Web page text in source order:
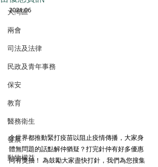
大灣區
兩會
司法及法律
民政及青年事務
保安
教育
醫務衛生
發展
動物權益
2021.06
全世界都推動緊打疫苗以阻止疫情傳播，大家身
體無問題的話點解仲猶疑？打完針仲有好多優惠
同有獎抽！ 為鼓勵大家盡快打針，我們為您搜集